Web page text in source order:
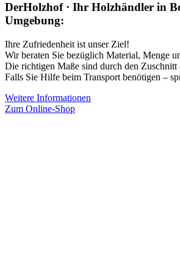
DerHolzhof · Ihr Holzhändler in
Umgebung:
Ihre Zufriedenheit ist unser Ziel!
Wir beraten Sie bezüglich Material, Menge
Die richtigen Maße sind durch den Zuschnitt
Falls Sie Hilfe beim Transport benötigen –
Weitere Informationen
Zum Online-Shop